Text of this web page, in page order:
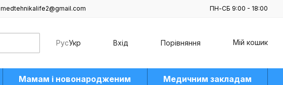
medtehnikalife2@gmail.com ПН-СБ 9:00 - 18:00
РусУкр Вхід Порівняння Мій кошик
Мамам і новонародженим Медичним закладам